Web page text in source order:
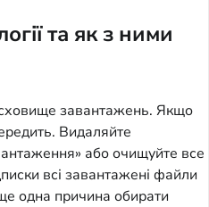
та як з ними
завантажень. Якщо
Видаляйте
або очищуйте все
всі завантажені файли
одна причина обирати